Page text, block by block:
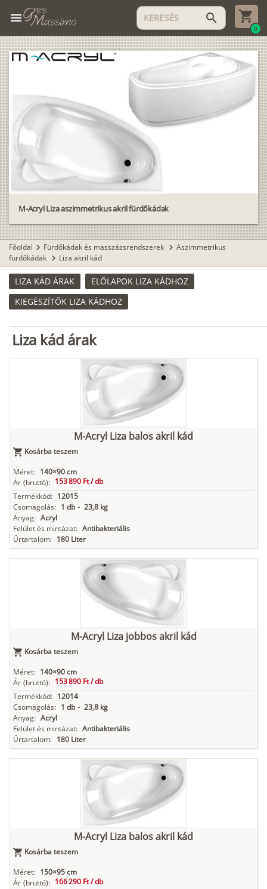
menu search
0
M-Acryl Liza aszimmetrikus akril fürdőkádak
Főoldal chevron_right Fürdőkádak és masszázsrendszerek chevron_right Aszimmetrikus
fürdőkádak chevron_right Liza akril kád
LIZA KÁD ÁRAK
ELŐLAPOK LIZA KÁDHOZ
KIEGÉSZÍTŐK LIZA KÁDHOZ
Liza kád árak
M-Acryl Liza balos akril kád
Kosárba teszem
Méret: 140×90 cm
Ár (bruttó): 153 890 Ft /db
Termékkód: 12015
Csomagolás: 1 db - 23,8 kg
Anyag: Acryl
Felület és mintázat: Antibakteriális
Űrtartalom: 180 Liter
M-Acryl Liza jobbos akril kád
Kosárba teszem
Méret: 140×90 cm
Ár (bruttó): 153 890 Ft /db
Termékkód: 12014
Csomagolás: 1 db - 23,8 kg
Anyag: Acryl
Felület és mintázat: Antibakteriális
Űrtartalom: 180 Liter
M-Acryl Liza balos akril kád
Kosárba teszem
Méret: 150×95 cm
Ár (bruttó): 166 290 Ft /db